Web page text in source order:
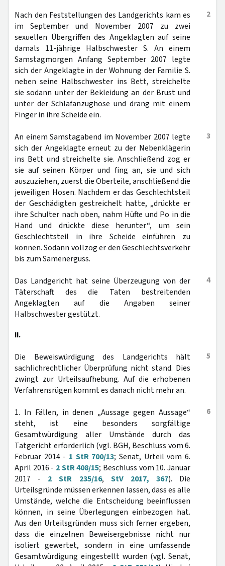
2
Nach den Feststellungen des Landgerichts kam es
im September und November 2007 zu zwei
sexuellen Übergriffen des Angeklagten auf seine
damals 11-jährige Halbschwester S. An einem
Samstagmorgen Anfang September 2007 legte
sich der Angeklagte in der Wohnung der Familie S.
neben seine Halbschwester ins Bett, streichelte
sie sodann unter der Bekleidung an der Brust und
unter der Schlafanzughose und drang mit einem
Finger in ihre Scheide ein.
3
An einem Samstagabend im November 2007 legte
sich der Angeklagte erneut zu der Nebenklägerin
ins Bett und streichelte sie. Anschließend zog er
sie auf seinen Körper und fing an, sie und sich
auszuziehen, zuerst die Oberteile, anschließend die
jeweiligen Hosen. Nachdem er das Geschlechtsteil
der Geschädigten gestreichelt hatte, „drückte er
ihre Schulter nach oben, nahm Hüfte und Po in die
Hand und drückte diese herunter“, um sein
Geschlechtsteil in ihre Scheide einführen zu
können. Sodann vollzog er den Geschlechtsverkehr
bis zum Samenerguss.
4
Das Landgericht hat seine Überzeugung von der
Täterschaft des die Taten bestreitenden
Angeklagten auf die Angaben seiner
Halbschwester gestützt.
II.
5
Die Beweiswürdigung des Landgerichts hält
sachlichrechtlicher Überprüfung nicht stand. Dies
zwingt zur Urteilsaufhebung. Auf die erhobenen
Verfahrensrügen kommt es danach nicht mehr an.
6
1. In Fällen, in denen „Aussage gegen Aussage“
steht, ist eine besonders sorgfältige
Gesamtwürdigung aller Umstände durch das
Tatgericht erforderlich (vgl. BGH, Beschluss vom 6.
Februar 2014 - 1 StR 700/13; Senat, Urteil vom 6.
April 2016 - 2 StR 408/15; Beschluss vom 10. Januar
2017 - 2 StR 235/16, StV 2017, 367). Die
Urteilsgründe müssen erkennen lassen, dass es alle
Umstände, welche die Entscheidung beeinflussen
können, in seine Überlegungen einbezogen hat.
Aus den Urteilsgründen muss sich ferner ergeben,
dass die einzelnen Beweisergebnisse nicht nur
isoliert gewertet, sondern in eine umfassende
Gesamtwürdigung eingestellt wurden (vgl. Senat,